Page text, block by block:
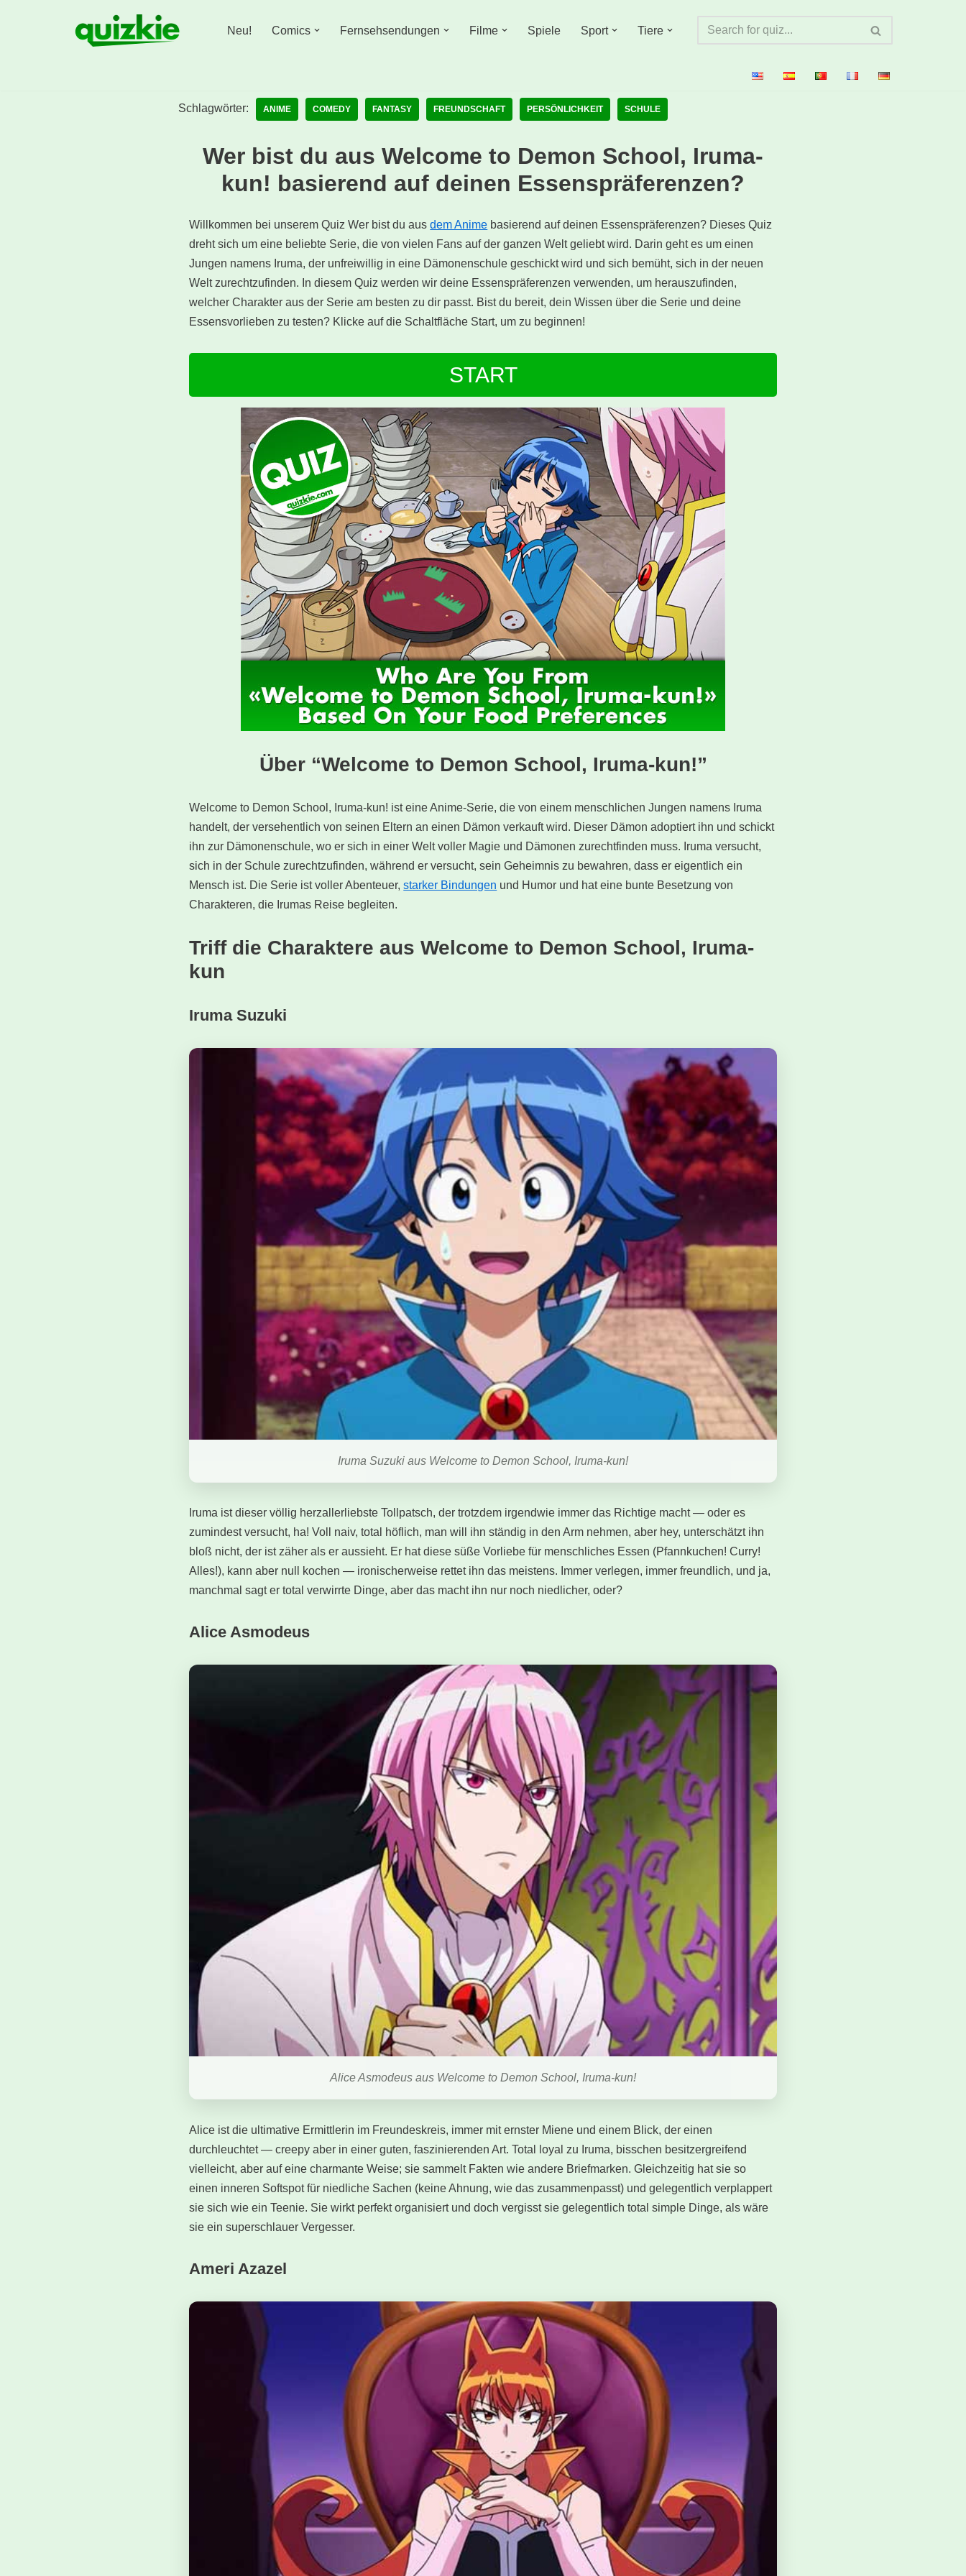
Neu! Comics Fernsehsendungen Filme Spiele Sport Tiere
Schlagwörter: ANIME COMEDY FANTASY FREUNDSCHAFT PERSÖNLICHKEIT SCHULE
Wer bist du aus Welcome to Demon School, Iruma-
kun! basierend auf deinen Essenspräferenzen?
Willkommen bei unserem Quiz Wer bist du ausdem Anime basierend auf deinen Essenspräferenzen? Dieses Quiz
dreht sich um eine beliebte Serie, die von vielen Fans auf der ganzen Welt geliebt wird. Darin geht es um einen
Jungen namens Iruma, der unfreiwillig in eine Dämonenschule geschickt wird und sich bemüht, sich in der neuen
Welt zurechtzufinden. In diesem Quiz werden wir deine Essenspräferenzen verwenden, um herauszufinden,
welcher Charakter aus der Serie am besten zu dir passt. Bist du bereit, dein Wissen über die Serie und deine
Essensvorlieben zu testen? Klicke auf die Schaltfläche Start, um zu beginnen!
START
Über “Welcome to Demon School, Iruma-kun!”
Welcome to Demon School, Iruma-kun! ist eine Anime-Serie, die von einem menschlichen Jungen namens Iruma
handelt, der versehentlich von seinen Eltern an einen Dämon verkauft wird. Dieser Dämon adoptiert ihn und schickt
ihn zur Dämonenschule, wo er sich in einer Welt voller Magie und Dämonen zurechtfinden muss. Iruma versucht,
sich in der Schule zurechtzufinden, während er versucht, sein Geheimnis zu bewahren, dass er eigentlich ein
Mensch ist. Die Serie ist voller Abenteuer,starker Bindungen und Humor und hat eine bunte Besetzung von
Charakteren, die Irumas Reise begleiten.
Triff die Charaktere aus Welcome to Demon School, Iruma-
kun
Iruma Suzuki
Iruma Suzuki aus Welcome to Demon School, Iruma-kun!
Iruma ist dieser völlig herzallerliebste Tollpatsch, der trotzdem irgendwie immer das Richtige macht — oder es
zumindest versucht, ha! Voll naiv, total höflich, man will ihn ständig in den Arm nehmen, aber hey, unterschätzt ihn
bloß nicht, der ist zäher als er aussieht. Er hat diese süße Vorliebe für menschliches Essen (Pfannkuchen! Curry!
Alles!), kann aber null kochen — ironischerweise rettet ihn das meis­tens. Immer verlegen, immer freundlich, und ja,
manchmal sagt er total verwirrte Dinge, aber das macht ihn nur noch niedlicher, oder?
Alice Asmodeus
Alice Asmodeus aus Welcome to Demon School, Iruma-kun!
Alice ist die ultimative Ermittlerin im Freundeskreis, immer mit ernster Miene und einem Blick, der einen
durchleuchtet — creepy aber in einer guten, faszinierenden Art. Total loyal zu Iruma, bisschen besitzergreifend
vielleicht, aber auf eine charmante Weise; sie sammelt Fakten wie andere Briefmarken. Gleichzeitig hat sie so
einen inneren Softspot für niedliche Sachen (keine Ahnung, wie das zusammenpasst) und gelegentlich verplappert
sie sich wie ein Teenie. Sie wirkt perfekt organisiert und doch vergisst sie gelegentlich total simple Dinge, als wäre
sie ein superschlauer Vergesser.
Ameri Azazel